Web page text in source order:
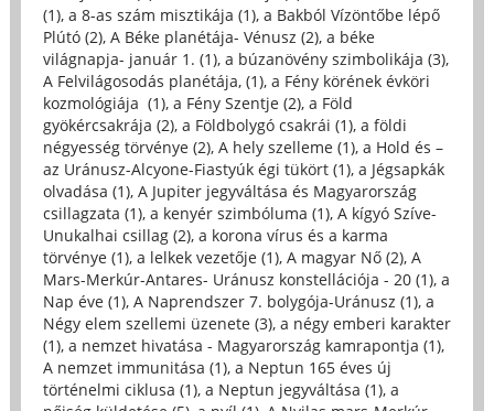
(1), a 8-as szám misztikája (1), a Bakból Vízöntőbe lépő
Plútó (2), A Béke planétája- Vénusz (2), a béke
világnapja- január 1. (1), a búzanövény szimbolikája (3),
A Felvilágosodás planétája, (1), a Fény körének évköri
kozmológiája (1), a Fény Szentje (2), a Föld
gyökércsakrája (2), a Földbolygó csakrái (1), a földi
négyesség törvénye (2), A hely szelleme (1), a Hold és –
az Uránusz-Alcyone-Fiastyúk égi tükört (1), a Jégsapkák
olvadása (1), A Jupiter jegyváltása és Magyarország
csillagzata (1), a kenyér szimbóluma (1), A kígyó Szíve-
Unukalhai csillag (2), a korona vírus és a karma
törvénye (1), a lelkek vezetője (1), A magyar Nő (2), A
Mars-Merkúr-Antares- Uránusz konstellációja - 20 (1), a
Nap éve (1), A Naprendszer 7. bolygója-Uránusz (1), a
Négy elem szellemi üzenete (3), a négy emberi karakter
(1), a nemzet hivatása - Magyarország kamrapontja (1),
A nemzet immunitása (1), a Neptun 165 éves új
történelmi ciklusa (1), a Neptun jegyváltása (1), a